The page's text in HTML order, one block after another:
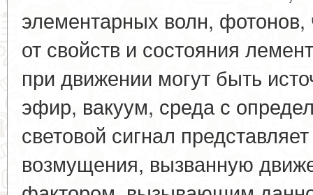
элементарных волн, фотонов,
от свойств и состояния
при движении могут быть
эфир, вакуум, среда с
световой сигнал
возмущения, вызванную